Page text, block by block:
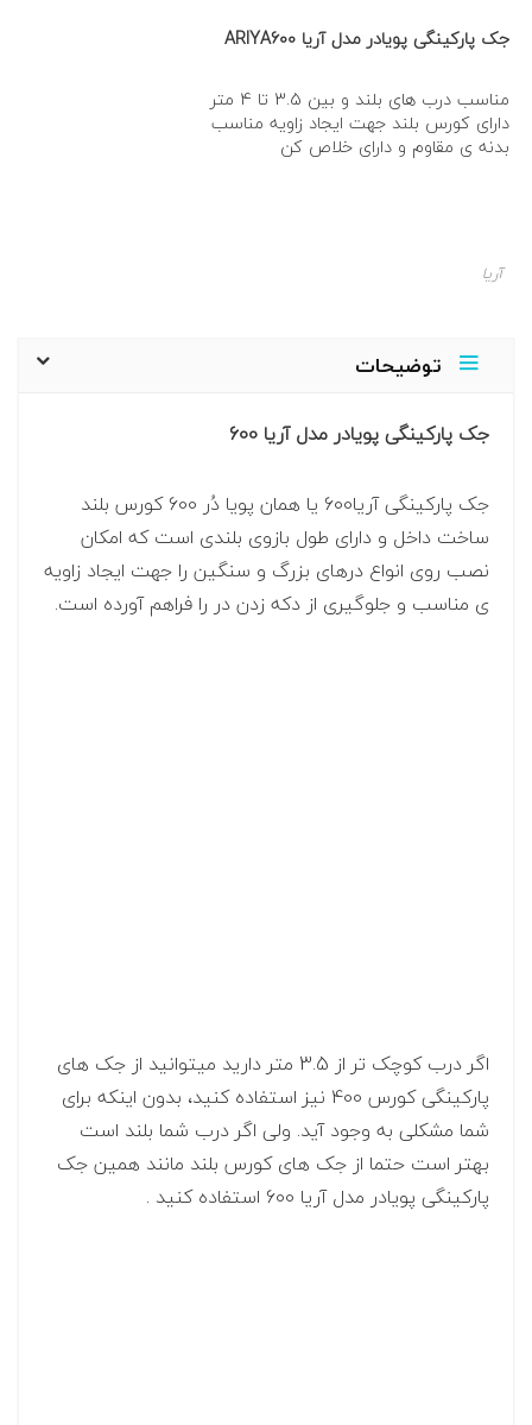
جک پارکینگی پویادر مدل آریا ARIYA600
مناسب درب های بلند و بین 3.5 تا 4 متر
دارای کورس بلند جهت ایجاد زاویه مناسب
بدنه ی مقاوم و دارای خلاص کن
آریا
توضیحات
جک پارکینگی پویادر مدل آریا 600
جک پارکینگی آریا600 یا همان پویا دُر 600 کورس بلند
ساخت داخل و دارای طول بازوی بلندی است که امکان
نصب روی انواع درهای بزرگ و سنگین را جهت ایجاد زاویه
ی مناسب و جلوگیری از دکه زدن در را فراهم آورده است.
اگر درب کوچک تر از 3.5 متر دارید میتوانید از جک های
پارکینگی کورس 400 نیز استفاده کنید، بدون اینکه برای
شما مشکلی به وجود آید. ولی اگر درب شما بلند است
بهتر است حتما از جک های کورس بلند مانند همین جک
پارکینگی پویادر مدل آریا 600 استفاده کنید .